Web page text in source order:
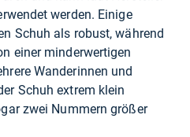
werden. Einige
Schuh als robust, während
einer minderwertigen
Wanderinnen und
Schuh extrem klein
zwei Nummern größer